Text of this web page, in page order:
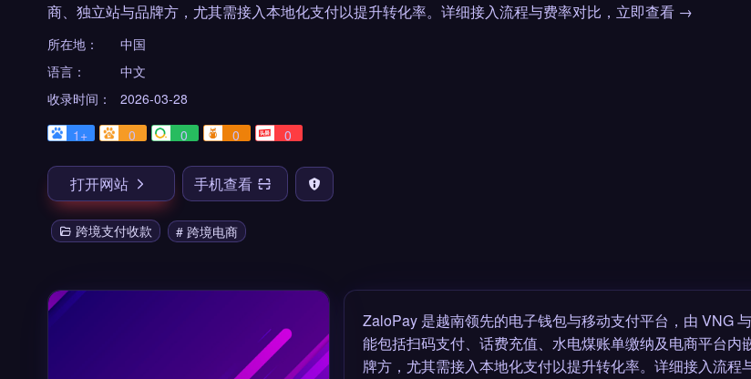
商、独立站与品牌方，尤其需接入本地化支付以提升转化率。详细接入流程与费率对比，立即查看 →
所在地：
中国
语言：
中文
收录时间：
2026-03-28
1+
0 0 0 0
打开网站 手机查看
跨境支付收款 # 跨境电商
ZaloPay 是越南领先的电子钱包与移动支付平台，由 VNG
能包括扫码支付、话费充值、水电煤账单缴纳及电商平台
牌方，尤其需接入本地化支付以提升转化率。详细接入流